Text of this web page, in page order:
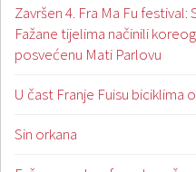
Završen 4. Fra Ma Fu
Fažane tijelima načinili
posvećenu Mati Parlovu
U čast Franje Fuisu biciklima
Sin orkana